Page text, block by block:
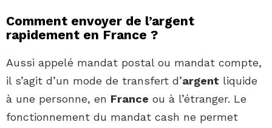
Comment envoyer de l’argent
rapidement en France ?
Aussi appelé mandat postal ou mandat compte,
il s’agit d’un mode de transfert d’argent liquide
à une personne, en France ou à l’étranger. Le
fonctionnement du mandat cash ne permet